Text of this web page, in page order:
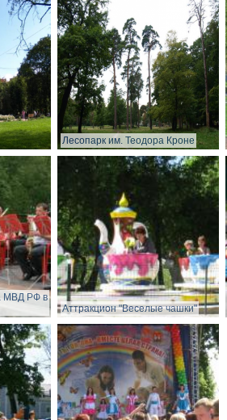
Лесопарк им. Теодора Кроне
МВД РФ в
Аттракцион "Веселые чашки"